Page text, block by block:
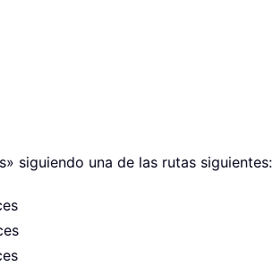
siguiendo una de las rutas siguientes: